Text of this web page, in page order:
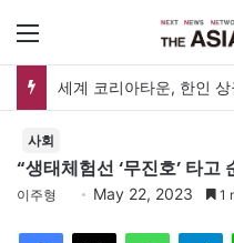
세계 코리아타운, 한인
사회
“생태체험선 ‘무진호’ 타
이주형 May 22, 2023 1
Telegram